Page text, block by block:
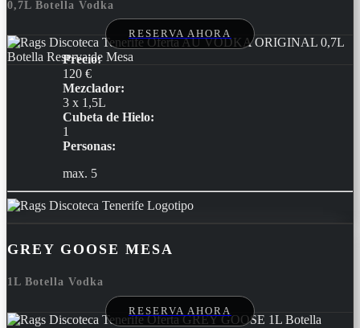
0,7L Botella Vodka
RESERVA AHORA
Precio:
120 €
Mezclador:
3 x 1,5L
Cubeta de Hielo:
1
Personas:
max. 5
GREY GOOSE MESA
1L Botella Vodka
RESERVA AHORA